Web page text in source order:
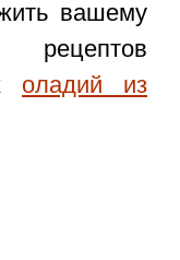
вашему
рецептов
оладий из